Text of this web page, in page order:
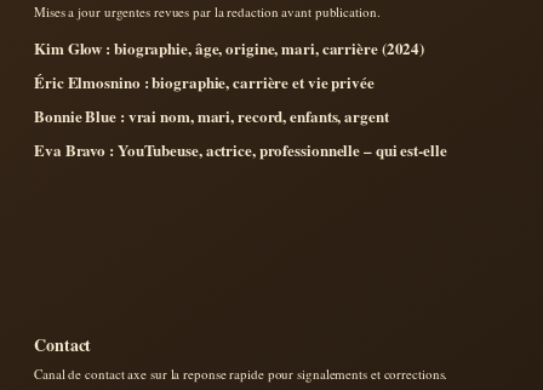
Mises a jour urgentes revues par la redaction avant publication.
Kim Glow : biographie, âge, origine, mari, carrière (2024)
Éric Elmosnino : biographie, carrière et vie privée
Bonnie Blue : vrai nom, mari, record, enfants, argent
Eva Bravo : YouTubeuse, actrice, professionnelle – qui est-elle
Contact
Canal de contact axe sur la reponse rapide pour signalements et corrections.